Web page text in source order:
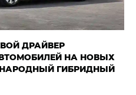
ДРАЙВЕР
НА НОВЫХ
НАРОДНЫЙ ГИБРИДНЫЙ